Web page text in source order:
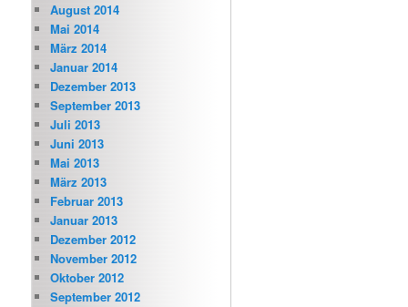
August 2014
Mai 2014
März 2014
Januar 2014
Dezember 2013
September 2013
Juli 2013
Juni 2013
Mai 2013
März 2013
Februar 2013
Januar 2013
Dezember 2012
November 2012
Oktober 2012
September 2012